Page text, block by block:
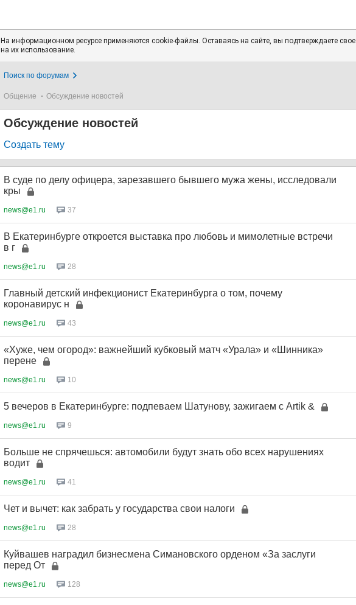
На информационном ресурсе применяются cookie-файлы. Оставаясь на сайте, вы подтверждаете свое
на их использование.
Поиск по форумам
Общение Обсуждение новостей
Обсуждение новостей
Создать тему
В суде по делу офицера, зарезавшего бывшего мужа жены, исследовали
кры
news@e1.ru 37
В Екатеринбурге откроется выставка про любовь и мимолетные встречи
в г
news@e1.ru 28
Главный детский инфекционист Екатеринбурга о том, почему
коронавирус н
news@e1.ru 43
«Хуже, чем огород»: важнейший кубковый матч «Урала» и «Шинника»
перене
news@e1.ru 10
5 вечеров в Екатеринбурге: подпеваем Шатунову, зажигаем с Artik &
news@e1.ru 9
Больше не спрячешься: автомобили будут знать обо всех нарушениях
водит
news@e1.ru 41
Чет и вычет: как забрать у государства свои налоги
news@e1.ru 28
Куйвашев наградил бизнесмена Симановского орденом «За заслуги
перед От
news@e1.ru 128